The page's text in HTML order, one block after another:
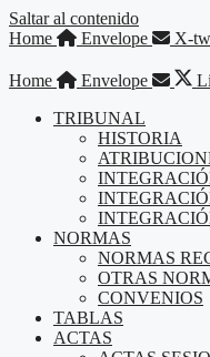
Saltar al contenido
Home
Envelope X-
Home Envelope
TRIBUNAL
HISTORIA
NORMAS
NORMAS
OTRAS
CONVENIOS
TABLAS
ACTAS